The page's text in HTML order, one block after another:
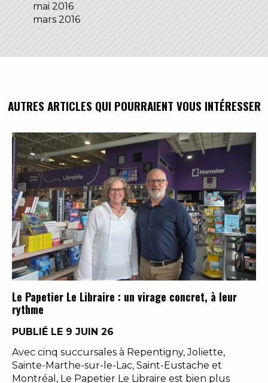
mai 2016
mars 2016
AUTRES ARTICLES QUI POURRAIENT VOUS INTÉRESSER
Le Papetier Le Libraire : un virage concret, à leur
rythme
PUBLIÉ LE 9 JUIN 26
Avec cinq succursales à Repentigny, Joliette,
Sainte-Marthe-sur-le-Lac, Saint-Eustache et
Montréal, Le Papetier Le Libraire est bien plus